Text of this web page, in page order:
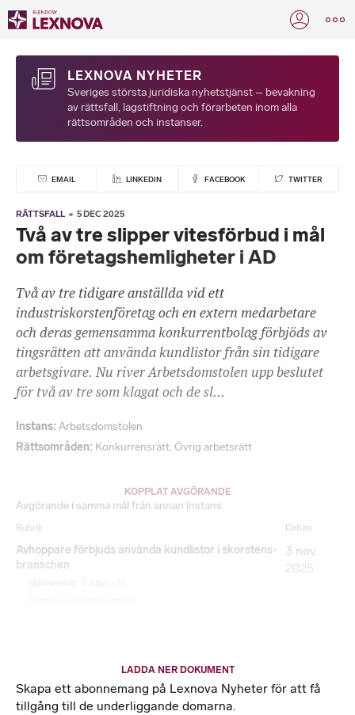
LEXNOVA NYHETER
Sveriges största juridiska nyhetstjänst – bevakning
av rättsfall, lagstiftning och förarbeten inom alla
rättsområden och instanser.
EMAIL LINKEDIN FACEBOOK TWITTER
RÄTTSFALL 5 DEC 2025
Två av tre slipper vitesförbud i mål
om företagshemligheter i AD
Två av tre tidigare anställda vid ett
industriskorstenföretag och en extern medarbetare
och deras gemensamma konkurrentbolag förbjöds av
tingsrätten att använda kundlistor från sin tidigare
arbetsgivare. Nu river Arbetsdomstolen upp beslutet
för två av tre som klagat och de sl...
Instans Arbetsdomstolen
Rättsområden Konkurrensrätt, Övrig arbetsrätt
KOPPLAT AVGÖRANDE
Avgörande i samma mål från annan instans
Rubrik Datum
Avhoppare förbjuds använda kundlistor i skorstens-
branschen
3 nov
2025
LADDA NER DOKUMENT
Skapa ett abonnemang på Lexnova Nyheter för att få
tillgång till de underliggande domarna.